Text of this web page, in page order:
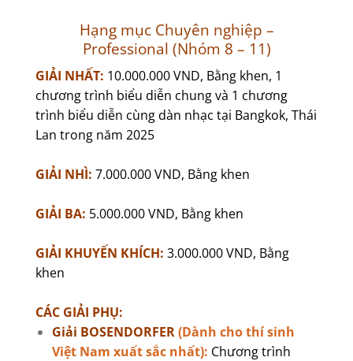
Hạng mục Chuyên nghiệp –
Professional (Nhóm 8 – 11)
GIẢI NHẤT: 10.000.000 VND, Bằng khen, 1
chương trình biểu diễn chung và 1 chương
trình biểu diễn cùng dàn nhạc tại Bangkok, Thái
Lan trong năm 2025
GIẢI NHÌ: 7.000.000 VND, Bằng khen
GIẢI BA: 5.000.000 VND, Bằng khen
GIẢI KHUYẾN KHÍCH: 3.000.000 VND, Bằng
khen
CÁC GIẢI PHỤ:
Giải BOSENDORFER(Dành cho thí sinh
Việt Nam xuất sắc nhất): Chương trình